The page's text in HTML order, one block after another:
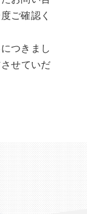
ご確認く
つきまし
せていだ